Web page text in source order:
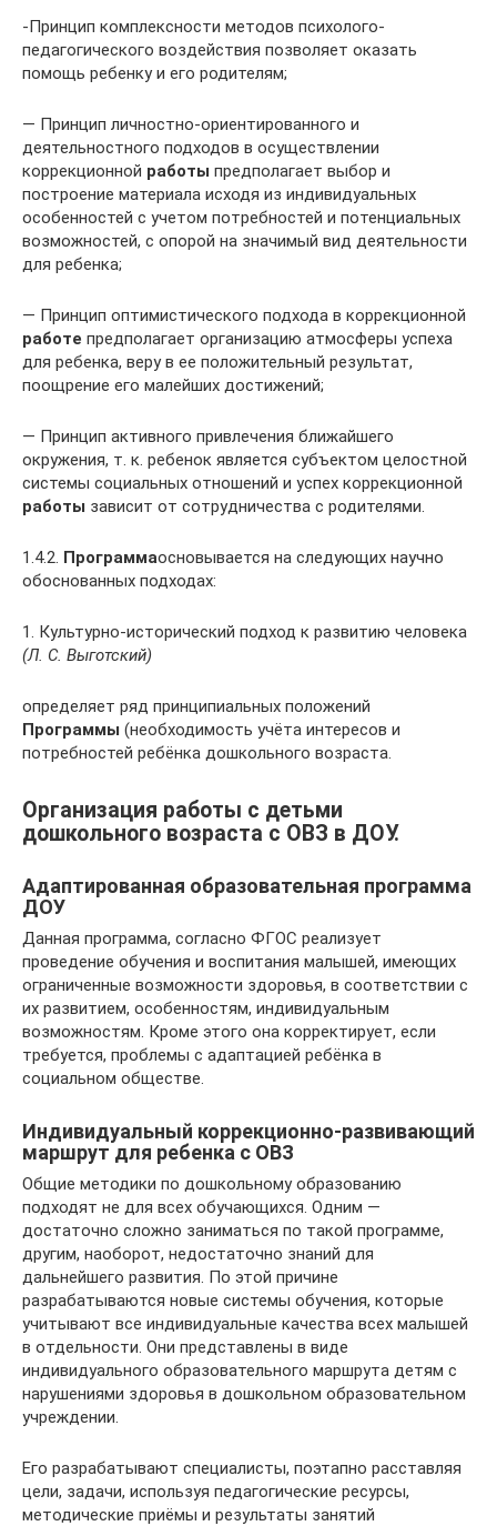
-Принцип комплексности методов психолого-
педагогического воздействия позволяет оказать
помощь ребенку и его родителям;
— Принцип личностно-ориентированного и
деятельностного подходов в осуществлении
коррекционной работы предполагает выбор и
построение материала исходя из индивидуальных
особенностей с учетом потребностей и потенциальных
возможностей, с опорой на значимый вид деятельности
для ребенка;
— Принцип оптимистического подхода в коррекционной
работе предполагает организацию атмосферы успеха
для ребенка, веру в ее положительный результат,
поощрение его малейших достижений;
— Принцип активного привлечения ближайшего
окружения, т. к. ребенок является субъектом целостной
системы социальных отношений и успех коррекционной
работы зависит от сотрудничества с родителями.
1.4.2. Программаосновывается на следующих научно
обоснованных подходах:
1. Культурно-исторический подход к развитию человека
(Л. С. Выготский)
определяет ряд принципиальных положений
Программы (необходимость учёта интересов и
потребностей ребёнка дошкольного возраста.
Организация работы с детьми
дошкольного возраста с ОВЗ в ДОУ.
Адаптированная образовательная программа
ДОУ
Данная программа, согласно ФГОС реализует
проведение обучения и воспитания малышей, имеющих
ограниченные возможности здоровья, в соответствии с
их развитием, особенностям, индивидуальным
возможностям. Кроме этого она корректирует, если
требуется, проблемы с адаптацией ребёнка в
социальном обществе.
Индивидуальный коррекционно-развивающий
маршрут для ребенка с ОВЗ
Общие методики по дошкольному образованию
подходят не для всех обучающихся. Одним —
достаточно сложно заниматься по такой программе,
другим, наоборот, недостаточно знаний для
дальнейшего развития. По этой причине
разрабатываются новые системы обучения, которые
учитывают все индивидуальные качества всех малышей
в отдельности. Они представлены в виде
индивидуального образовательного маршрута детям с
нарушениями здоровья в дошкольном образовательном
учреждении.
Его разрабатывают специалисты, поэтапно расставляя
цели, задачи, используя педагогические ресурсы,
методические приёмы и результаты занятий